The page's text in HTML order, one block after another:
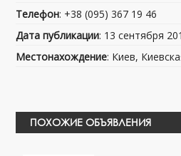
Телефон: +38 (095) 367 19 46
Дата публикации: 13 сентября
Местонахождение: Киев,
ПОХОЖИЕ ОБЪЯВЛЕНИЯ